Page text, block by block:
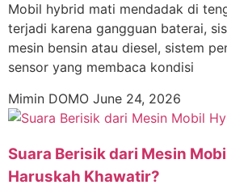
Mobil hybrid mati mendadak di
terjadi karena gangguan baterai,
mesin bensin atau diesel, sistem
sensor yang membaca kondisi
Mimin DOMO June 24, 2026
Suara Berisik dari Mesin
Haruskah Khawatir?